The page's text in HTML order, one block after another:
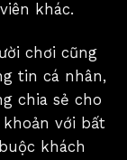
khác.
chơi cũng
tin cá nhân,
chia sẻ cho
với bất
khách